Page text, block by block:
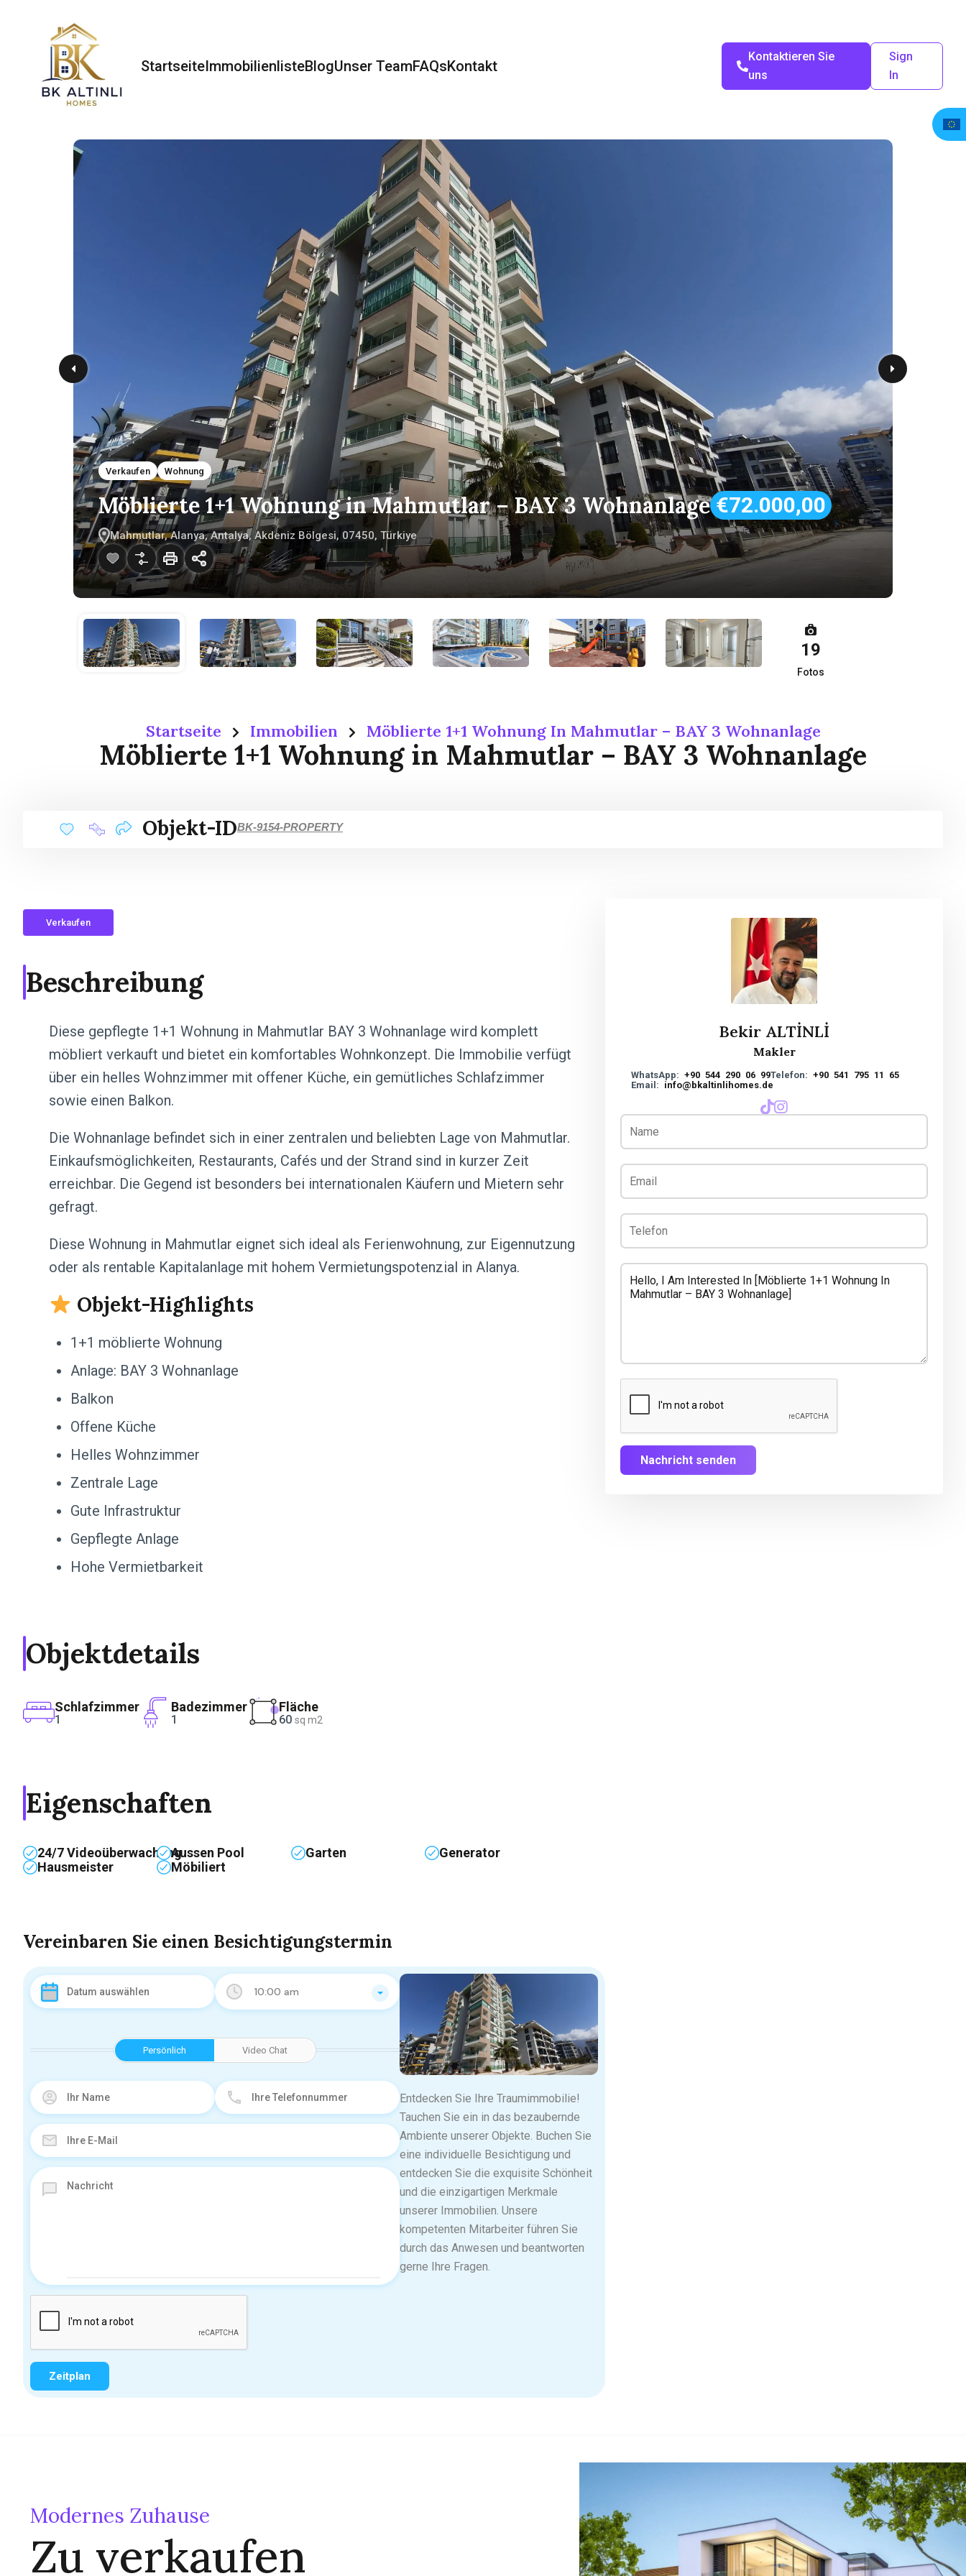
StartseiteImmobilienlisteBlogUnser TeamFAQsKontakt
Kontaktieren Sie
uns
Sign
In
Verkaufen Wohnung
Möblierte 1+1 Wohnung in Mahmutlar – BAY 3 Wohnanlage €72.000,00
Mahmutlar, Alanya, Antalya, Akdeniz Bölgesi, 07450, Türkiye
19
Fotos
Startseite Immobilien Möblierte 1+1 Wohnung In Mahmutlar – BAY 3 Wohnanlage
Möblierte 1+1 Wohnung in Mahmutlar – BAY 3 Wohnanlage
Objekt-IDBK-9154-PROPERTY
Verkaufen
Beschreibung
Diese gepflegte 1+1 Wohnung in Mahmutlar BAY 3 Wohnanlage wird komplett
möbliert verkauft und bietet ein komfortables Wohnkonzept. Die Immobilie verfügt
über ein helles Wohnzimmer mit offener Küche, ein gemütliches Schlafzimmer
sowie einen Balkon.
Die Wohnanlage befindet sich in einer zentralen und beliebten Lage von Mahmutlar.
Einkaufsmöglichkeiten, Restaurants, Cafés und der Strand sind in kurzer Zeit
erreichbar. Die Gegend ist besonders bei internationalen Käufern und Mietern sehr
gefragt.
Diese Wohnung in Mahmutlar eignet sich ideal als Ferienwohnung, zur Eigennutzung
oder als rentable Kapitalanlage mit hohem Vermietungspotenzial in Alanya.
Objekt-Highlights
1+1 möblierte Wohnung
Anlage: BAY 3 Wohnanlage
Balkon
Offene Küche
Helles Wohnzimmer
Zentrale Lage
Gute Infrastruktur
Gepflegte Anlage
Hohe Vermietbarkeit
Objektdetails
Schlafzimmer
1
Badezimmer
1
Fläche
60 sq m2
Eigenschaften
24/7 VideoüberwachungAussen Pool Garten
Generator
Hausmeister
Möbiliert
Vereinbaren Sie einen Besichtigungstermin
10:00 am
Persönlich Video Chat
Entdecken Sie Ihre Traumimmobilie!
Tauchen Sie ein in das bezaubernde
Ambiente unserer Objekte. Buchen Sie
eine individuelle Besichtigung und
entdecken Sie die exquisite Schönheit
und die einzigartigen Merkmale
unserer Immobilien. Unsere
kompetenten Mitarbeiter führen Sie
durch das Anwesen und beantworten
gerne Ihre Fragen.
Bekir ALTİNLİ
Makler
WhatsApp: +90 544 290 06 99Telefon: +90 541 795 11 65
Email: info@bkaltinlihomes.de
Nachricht senden
Modernes Zuhause
Zu verkaufen